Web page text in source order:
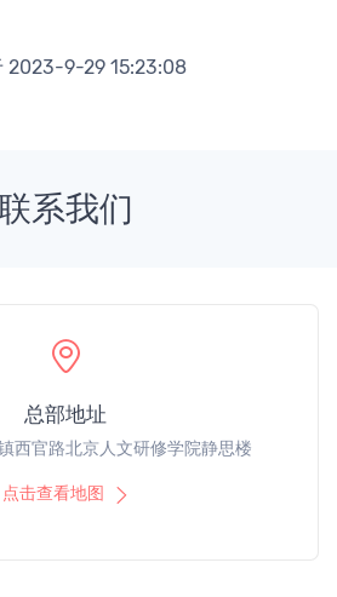
2023-9-29 15:23:08
系我们
总部地址
西官路北京人文研修学院静思楼
点击查看地图